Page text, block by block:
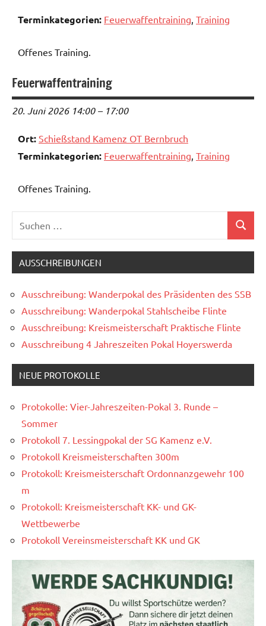
Terminkategorien: Feuerwaffentraining Training
Offenes Training.
Feuerwaffentraining
20. Juni 2026 14:00– 17:00
Ort: Schießstand Kamenz OT Bernbruch
Terminkategorien: Feuerwaffentraining Training
Offenes Training.
Suchen
AUSSCHREIBUNGEN
Ausschreibung: Wanderpokal des Präsidenten des SSB
Ausschreibung: Wanderpokal Stahlscheibe Flinte
Ausschreibung: Kreismeisterschaft Praktische Flinte
Ausschreibung 4 Jahreszeiten Pokal Hoyerswerda
NEUE PROTOKOLLE
Protokolle: Vier-Jahreszeiten-Pokal 3. Runde –
Sommer
Protokoll 7. Lessingpokal der SG Kamenz e.V.
Protokoll Kreismeisterschaften 300m
Protokoll: Kreismeisterschaft Ordonnanzgewehr 100
m
Protokoll: Kreismeisterschaft KK- und GK-
Wettbewerbe
Protokoll Vereinsmeisterschaft KK und GK